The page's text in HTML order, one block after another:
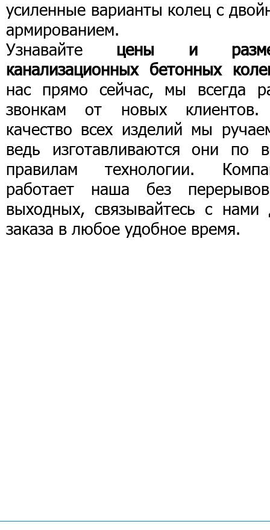
усиленные варианты колец с
армированием.
Узнавайте цены и
канализационных бетонных
нас прямо сейчас, мы всегда
звонкам от новых
качество всех изделий мы
ведь изготавливаются они по
правилам технологии.
работает наша без
выходных, связывайтесь с нами
заказа в любое удобное время.